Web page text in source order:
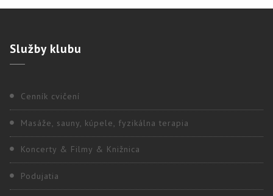
Službyklubu
Cenník cvičení
Masáže, sauny, kúpele, fyzikálna terapia
Koncerty & Filmy & Knižnica
Podujatia